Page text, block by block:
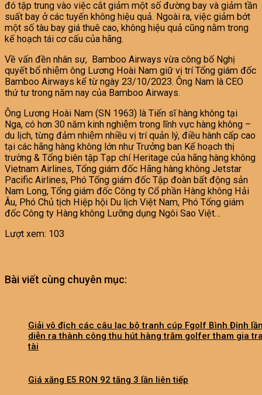
đó tập trung vào việc cắt giảm một số đường bay và giảm tần
suất bay ở các tuyến không hiệu quả. Ngoài ra, việc giảm bớt
một số tàu bay giá thuê cao, không hiệu quả cũng nằm trong
kế hoạch tái cơ cấu của hãng.
Về vấn đền nhân sự, Bamboo Airways vừa công bố Nghị
quyết bổ nhiệm ông Lương Hoài Nam giữ vị trí Tổng giám đốc
Bamboo Airways kể từ ngày 23/10/2023. Ông Nam là CEO
thứ tư trong năm nay của Bamboo Airways.
Ông Lương Hoài Nam (SN 1963) là Tiến sĩ hàng không tại
Nga, có hơn 30 năm kinh nghiệm trong lĩnh vực hàng không –
du lịch, từng đảm nhiệm nhiều vị trí quản lý, điều hành cấp cao
tại các hãng hàng không lớn như Trưởng ban Kế hoạch thị
trường & Tổng biên tập Tạp chí Heritage của hãng hàng không
Vietnam Airlines, Tổng giám đốc Hãng hàng không Jetstar
Pacific Airlines, Phó Tổng giám đốc Tập đoàn bất động sản
Nam Long, Tổng giám đốc Công ty Cổ phần Hàng không Hải
Âu, Phó Chủ tịch Hiệp hội Du lịch Việt Nam, Phó Tổng giám
đốc Công ty Hàng không Lưỡng dụng Ngôi Sao Việt…
Lượt xem: 103
Bài viết cùng chuyên mục:
Giải vô địch các câu lạc bộ tranh cúp Fgolf Bình Định
diễn ra thành công thu hút hàng trăm golfer tham gia
tài
Giá xăng E5 RON 92 tăng 3 lần liên tiếp